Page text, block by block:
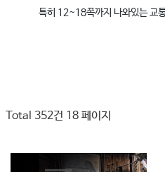
특히 12~18쪽까지 나와있는 교
Total 352건 18 페이지